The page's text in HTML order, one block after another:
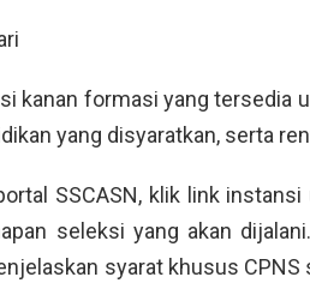
kanan formasi yang tersedia
yang disyaratkan, serta
SSCASN, klik link
seleksi yang akan
syarat khusus